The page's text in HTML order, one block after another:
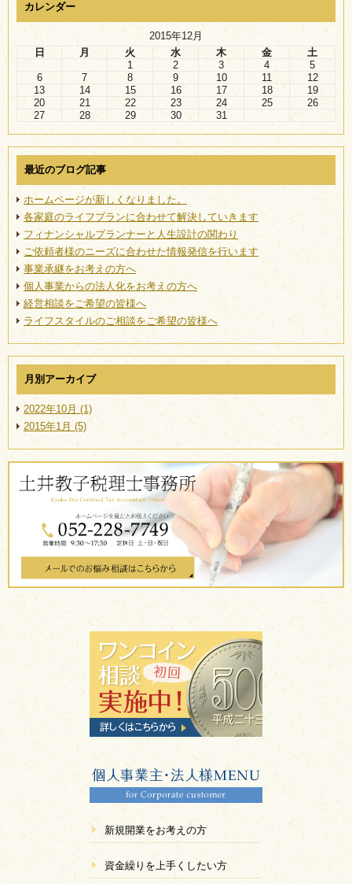
カレンダー
2015年12月
日
月 火 水 木 金
土
1
2 3 4
5
6
7 8 9 10 11
12
13
14 15 16 17 18
19
20
21 22 23 24 25
26
27
28 29 30 31
最近のブログ記事
ホームページが新しくなりました。
各家庭のライフプランに合わせて解決していきます
フィナンシャルプランナーと人生設計の関わり
ご依頼者様のニーズに合わせた情報発信を行います
事業承継をお考えの方へ
個人事業からの法人化をお考えの方へ
経営相談をご希望の皆様へ
ライフスタイルのご相談をご希望の皆様へ
月別アーカイブ
2022年10月 (1)
2015年1月 (5)
新規開業をお考えの方
資金繰りを上手くしたい方